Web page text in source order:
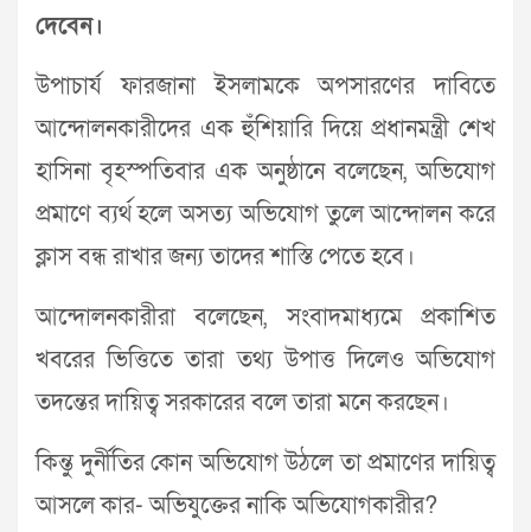
দেবেন।
উপাচার্য ফারজানা ইসলামকে অপসারণের দাবিতে
আন্দোলনকারীদের এক হুঁশিয়ারি দিয়ে প্রধানমন্ত্রী শেখ
হাসিনা বৃহস্পতিবার এক অনুষ্ঠানে বলেছেন, অভিযোগ
প্রমাণে ব্যর্থ হলে অসত্য অভিযোগ তুলে আন্দোলন করে
ক্লাস বন্ধ রাখার জন্য তাদের শাস্তি পেতে হবে।
আন্দোলনকারীরা বলেছেন, সংবাদমাধ্যমে প্রকাশিত
খবরের ভিত্তিতে তারা তথ্য উপাত্ত দিলেও অভিযোগ
তদন্তের দায়িত্ব সরকারের বলে তারা মনে করছেন।
কিন্তু দুর্নীতির কোন অভিযোগ উঠলে তা প্রমাণের দায়িত্ব
আসলে কার- অভিযুক্তের নাকি অভিযোগকারীর?